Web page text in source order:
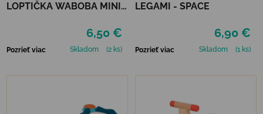
LOPTIČKA WABOBA MINI
6,50 €
Pozrieť viac Skladom (2 ks)
LEGAMI - SPACE
6,90 €
Pozrieť viac Skladom (1 ks)